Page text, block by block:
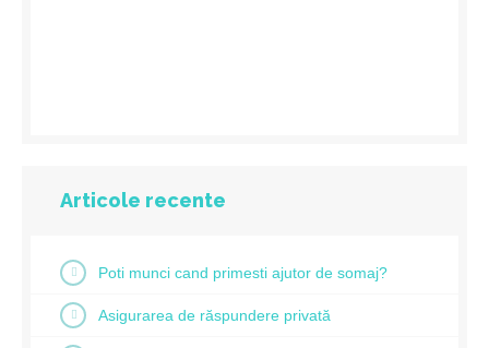
Articole recente
Poti munci cand primesti ajutor de somaj?
Asigurarea de răspundere privată